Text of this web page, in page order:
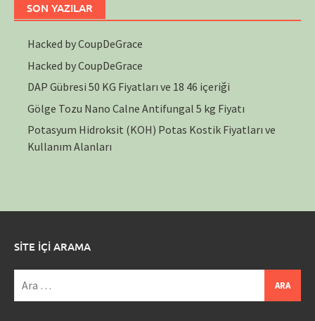
SON YAZILAR
Hacked by CoupDeGrace
Hacked by CoupDeGrace
DAP Gübresi 50 KG Fiyatları ve 18 46 içeriği
Gölge Tozu Nano Calne Antifungal 5 kg Fiyatı
Potasyum Hidroksit (KOH) Potas Kostik Fiyatları ve
Kullanım Alanları
SİTE İÇİ ARAMA